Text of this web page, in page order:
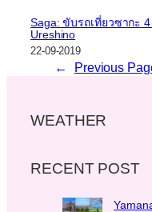
Saga: ขับรถเที่ยวซากะ
Ureshino
22-09-2019
← Previous
WEATHER
RECENT POST